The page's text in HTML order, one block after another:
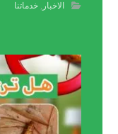
الاخبار ,خدماتنا